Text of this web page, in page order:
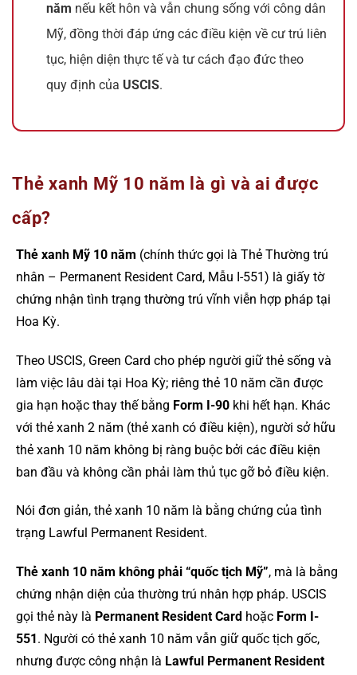
năm nếu kết hôn và vẫn chung sống với công dân
Mỹ, đồng thời đáp ứng các điều kiện về cư trú liên
tục, hiện diện thực tế và tư cách đạo đức theo
quy định của USCIS.
Thẻ xanh Mỹ 10 năm là gì và ai được
cấp?
Thẻ xanh Mỹ 10 năm (chính thức gọi là Thẻ Thường trú
nhân – Permanent Resident Card, Mẫu I-551) là giấy tờ
chứng nhận tình trạng thường trú vĩnh viễn hợp pháp tại
Hoa Kỳ.
Theo USCIS, Green Card cho phép người giữ thẻ sống và
làm việc lâu dài tại Hoa Kỳ; riêng thẻ 10 năm cần được
gia hạn hoặc thay thế bằng Form I-90 khi hết hạn. Khác
với thẻ xanh 2 năm (thẻ xanh có điều kiện), người sở hữu
thẻ xanh 10 năm không bị ràng buộc bởi các điều kiện
ban đầu và không cần phải làm thủ tục gỡ bỏ điều kiện.
Nói đơn giản, thẻ xanh 10 năm là bằng chứng của tình
trạng Lawful Permanent Resident.
Thẻ xanh 10 năm không phải “quốc tịch Mỹ”, mà là bằng
chứng nhận diện của thường trú nhân hợp pháp. USCIS
gọi thẻ này là Permanent Resident Card hoặc Form I-
551 . Người có thẻ xanh 10 năm vẫn giữ quốc tịch gốc,
nhưng được công nhận là Lawful Permanent Resident